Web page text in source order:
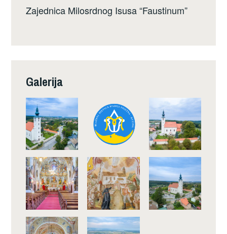
Zajednica Milosrdnog Isusa “Faustinum”
Galerija